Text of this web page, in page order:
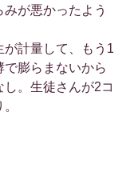
が悪かったよう
計量して、もう1
膨らまないから
。生徒さんが2コ